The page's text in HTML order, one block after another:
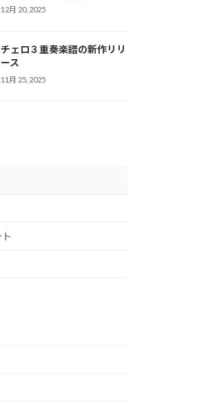
12月 20, 2025
チェロ３重奏楽譜の新作リリ
ース
11月 25, 2025